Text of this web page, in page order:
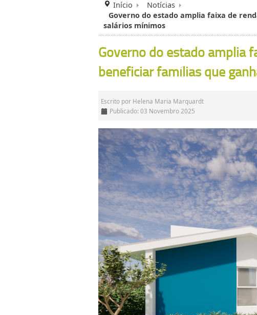
Início
Notícias
Governo do estado amplia faixa de
salários mínimos
Governo do estado amplia
beneficiar famílias que
Escrito por Helena Maria Marquardt
Publicado: 03 Novembro 2025